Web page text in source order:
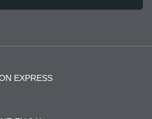
EXPRESS